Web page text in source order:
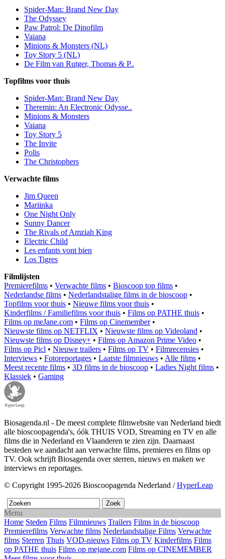
Spider-Man: Brand New Day
The Odyssey
Paw Patrol: De Dinofilm
Vaiana
Minions & Monsters (NL)
Toy Story 5 (NL)
De Film van Rutger, Thomas & P..
Topfilms voor thuis
Spider-Man: Brand New Day
Theremin: An Electronic Odysse..
Minions & Monsters
Vaiana
Toy Story 5
The Invite
Polis
The Christophers
Verwachte films
Jim Queen
Mariinka
One Night Only
Sunny Dancer
The Rivals of Amziah King
Electric Child
Les enfants vont bien
Los Tigres
Filmlijsten
Premierefilms • Verwachte films • Bioscoop top films •
Nederlandse films • Nederlandstalige films in de bioscoop •
Topfilms voor thuis • Nieuwe films voor thuis •
Kinderfilms / Familiefilms voor thuis • Films op PATHE thuis •
Films op meJane.com • Films op Cinemember•
Nieuwste films op NETFLIX • Nieuwste films op Videoland •
Nieuwste films op Disney+ • Films op Amazon Prime Video •
Films op Picl • Nieuwe trailers • Films op TV • Filmrecensies •
Interviews • Fotoreportages • Laatste filmnieuws • Alle films •
Meest recente films • 3D films in de bioscoop • Ladies Night films •
Klassiek • Gaming
Biosagenda.nl - De meest complete filmwebsite van Nederland biedt
alle bioscoopagenda's, óók THUIS VOD, Streaming en TV en alle
films die in Nederland en Vlaanderen te zien zijn. Daarnaast
besteden we aandacht aan verwachte films, premieres en films op
TV. Ook schrijft Biosagenda over sterren, nieuws en maken we
interviews en reportages.
© Copyright 1995-2026 Bioscoopagenda Nederland /HyperLeap
Menu
Home Steden Films Filmnieuws Trailers Films in de bioscoop
Premierefilms Verwachte films Nederlandstalige Films Verwachte
films Sterren Thuis VOD-nieuws Films op TV Kinderfilms Films
op PATHE thuis Films op mejane.com Films op CINEMEMBER